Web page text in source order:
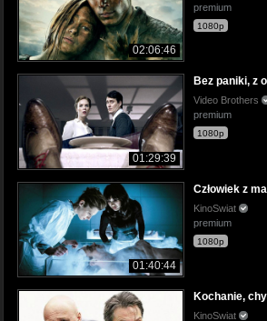
02:06:46
premium
1080p
01:29:39
Bez paniki, z
Video Brothers
premium
1080p
01:40:44
Człowiek z
KinoSwiat
premium
1080p
Kochanie,
KinoSwiat